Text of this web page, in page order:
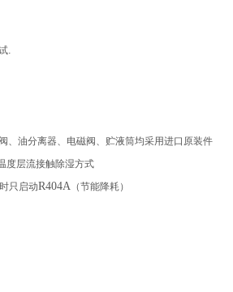
.
、油分离器、电磁阀、贮液筒均采用进口原装件
度层流接触除湿方式
只启动R404A （节能降耗）